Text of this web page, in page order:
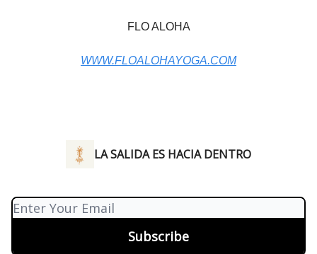
FLO ALOHA
WWW.FLOALOHAYOGA.COM
LA SALIDA ES HACIA DENTRO